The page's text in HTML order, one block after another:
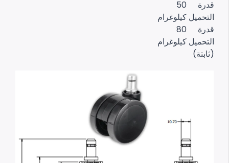
قدرة
التحميل
50
كيلوغرام
قدرة
التحميل
(ثابتة)
80
كيلوغرام